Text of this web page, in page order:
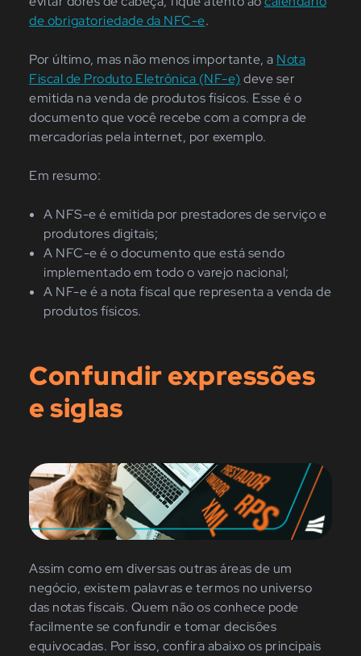
de obrigatoriedade da NFC-e.
Por último, mas não menos importante, a Nota
Fiscal de Produto Eletrônica (NF-e)deve ser
emitida na venda de produtos físicos. Esse é o
documento que você recebe com a compra de
mercadorias pela internet, por exemplo.
Em resumo:
A NFS-e é emitida por prestadores de serviço e
produtores digitais;
A NFC-e é o documento que está sendo
implementado em todo o varejo nacional;
A NF-e é a nota fiscal que representa a venda de
produtos físicos.
Confundir expressões
e siglas
Assim como em diversas outras áreas de um
negócio, existem palavras e termos no universo
das notas fiscais. Quem não os conhece pode
facilmente se confundir e tomar decisões
equivocadas. Por isso, confira abaixo os principais